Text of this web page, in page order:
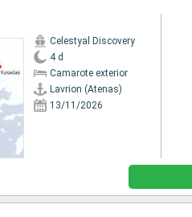
Celestyal Discovery
4 d
Camarote exterior
Lavrion (Atenas)
13/11/2026